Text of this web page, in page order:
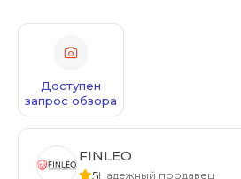
Доступен
запрос обзора
FINLEO
5Надежный продавец